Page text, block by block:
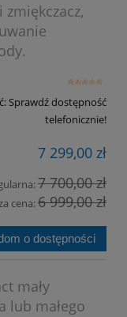
Sprawdź dostępność
telefonicznie!
7 299,00 zł
7 700,00 zł
cena:6 999,00 zł
o dostępności
mały
lub małego